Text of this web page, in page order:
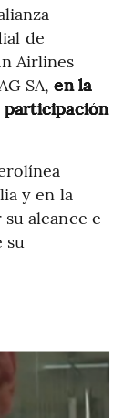
de
Airlines
SA,en la
participación
y en la
alcance e
su